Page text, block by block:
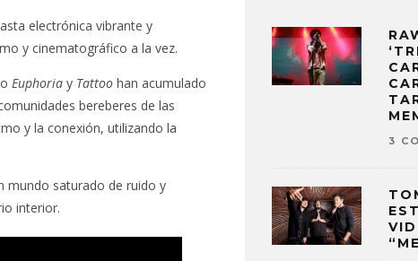
electrónica vibrante y
y cinematográfico a la vez.
Euphoria y Tattoo han acumulado
bereberes de las
y la conexión, utilizando la
mundo saturado de ruido y
interior.
3